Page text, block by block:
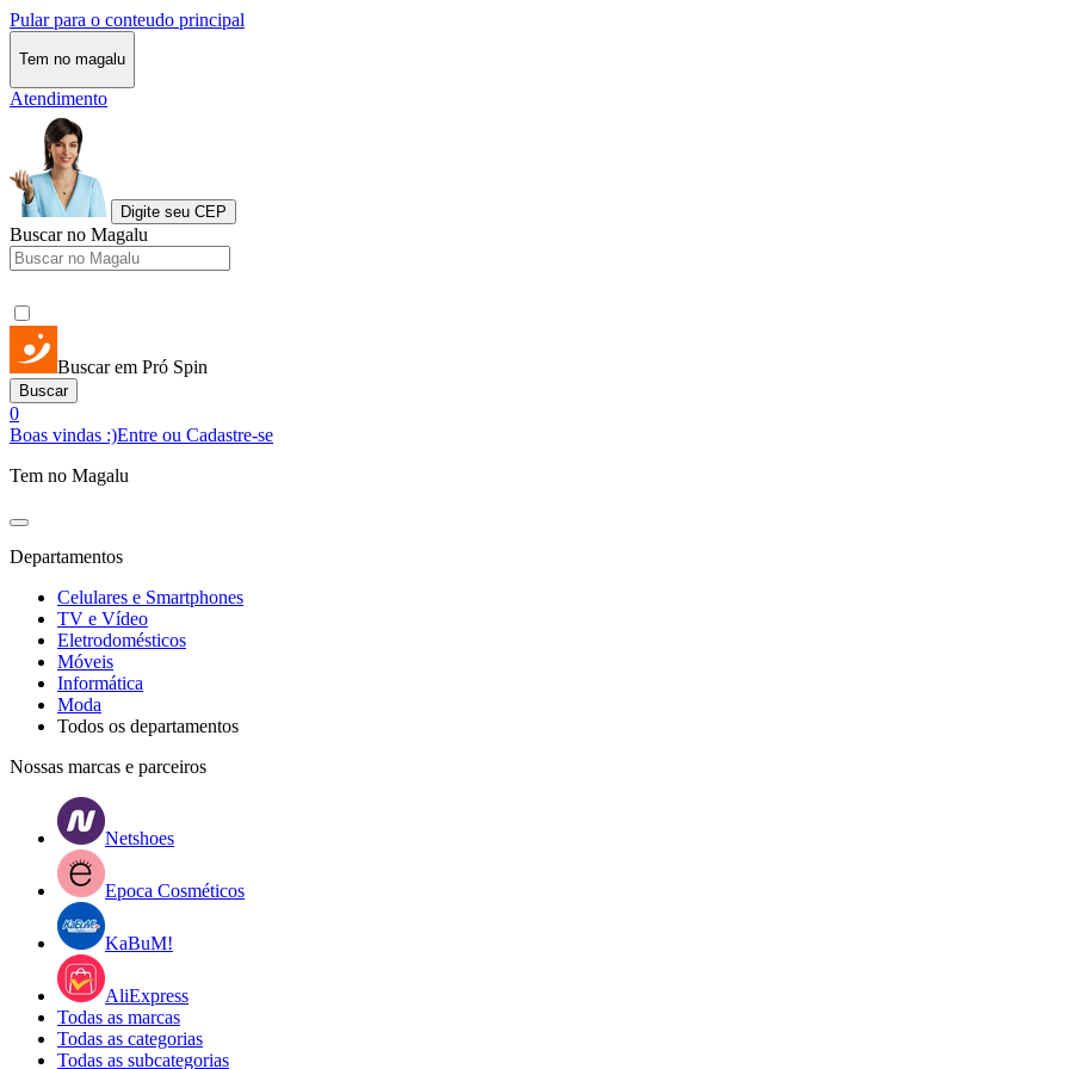
Pular para o conteudo principal
Tem no magalu
Atendimento
Digite seu CEP
Buscar no Magalu
Buscar em Pró Spin
Buscar
0
Boas vindas :)Entre ou Cadastre-se
Tem no Magalu
Departamentos
Celulares e Smartphones
TV e Vídeo
Eletrodomésticos
Móveis
Informática
Moda
Todos os departamentos
Nossas marcas e parceiros
Netshoes
Epoca Cosméticos
KaBuM!
AliExpress
Todas as marcas
Todas as categorias
Todas as subcategorias